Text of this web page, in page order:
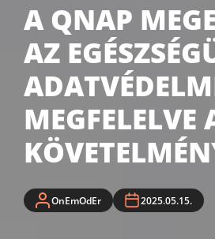
A QNAP
AZ
MEGFELELVE
OnEmOdEr 2025.05.15.